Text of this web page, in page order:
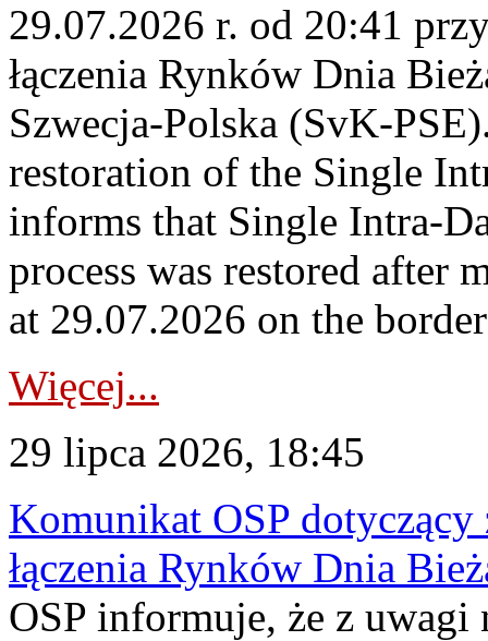
29.07.2026 r. od 20:41
łączenia Rynków Dnia
Szwecja-Polska (SvK-
restoration of the Single
informs that Single Intra-
process was restored after
at 29.07.2026 on the
Więcej...
29 lipca 2026, 18:45
Komunikat OSP dotyczący
łączenia Rynków Dnia
OSP informuje, że z uwagi